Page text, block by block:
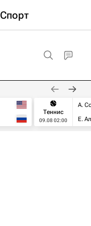
Спорт
Теннис
09.08 02:00
А.
Е.